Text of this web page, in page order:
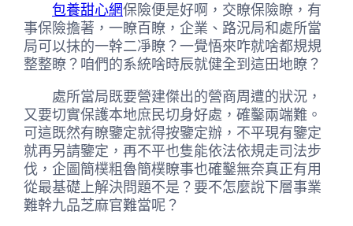
包養甜心網保險便是好啊，交瞭保險瞭，有
事保險擔著，一瞭百瞭，企業、路況局和處所當
局可以抹的一幹二凈瞭？一覺悟來咋就啥都規規
整整瞭？咱們的系統啥時辰就健全到這田地瞭？
處所當局既要營建傑出的營商周遭的狀況，
又要切實保護本地庶民切身好處，確鑿兩端難。
可這既然有瞭鑒定就得按鑒定辦，不平現有鑒定
就再另請鑒定，再不平也隻能依法依規走司法步
伐，企圖簡樸粗魯簡樸瞭事也確鑿無奈真正有用
從最基礎上解決問題不是？要不怎麼說下層事業
難幹九品芝麻官難當呢？